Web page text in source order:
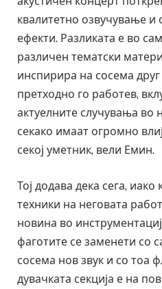
квалитетно озвучување и
ефекти. Разликата е во
различен тематски
инспирира на сосема
претходно го работев,
актуелните случувања во
секако имаат огромно
секој уметник, вели Емин.
Тој додава дека сега,
техники на неговата
новина во
фаготите се заменети со
сосема нов звук и со тоа
дувачката секција е на